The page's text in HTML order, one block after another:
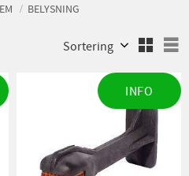
BELYSNING
INFO